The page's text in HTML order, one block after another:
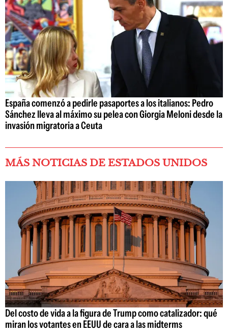
España comenzó a pedirle pasaportes a los italianos: Pedro
Sánchez lleva al máximo su pelea con Giorgia Meloni desde la
invasión migratoria a Ceuta
MÁS NOTICIAS DE ESTADOS UNIDOS
Del costo de vida a la figura de Trump como catalizador: qué
miran los votantes en EEUU de cara a las midterms